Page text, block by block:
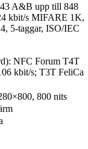
A&B upp till 848
kbit/s MIFARE 1K,
5-taggar, ISO/IEC
NFC Forum T4T
kbit/s; T3T FeliCa
800 nits